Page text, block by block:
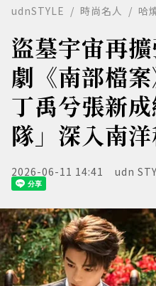
udnSTYLE 時尚名人 哈
盜墓宇宙再
劇《南部檔
丁禹兮張新
隊」深入南
2026-06-11 14:41 udn